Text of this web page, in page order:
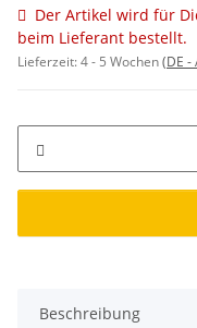
Der Artikel wird für
beim Lieferant bestellt.
Lieferzeit:4 - 5 Wochen(DE -
Beschreibung